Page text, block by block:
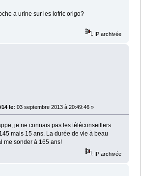
a urine sur les lofric origo?
IP archivée
le: 03 septembre 2013 à 20:49:46 »
je ne connais pas les téléconseillers
mais 15 ans. La durée de vie à beau
me sonder à 165 ans!
IP archivée